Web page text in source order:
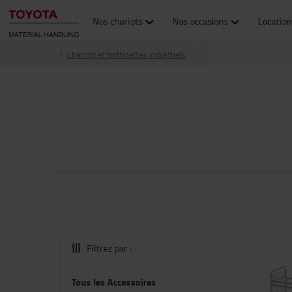
Nos chariots Nos occasions Location
Chariots et trottinettes industriels
Filtrez par :
Tous les Accessoires